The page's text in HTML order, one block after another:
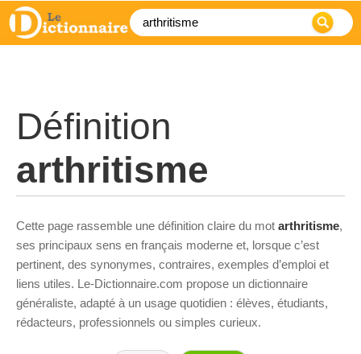
Définition
arthritisme
Cette page rassemble une définition claire du mot arthritisme,
ses principaux sens en français moderne et, lorsque c’est
pertinent, des synonymes, contraires, exemples d’emploi et
liens utiles. Le-Dictionnaire.com propose un dictionnaire
généraliste, adapté à un usage quotidien : élèves, étudiants,
rédacteurs, professionnels ou simples curieux.